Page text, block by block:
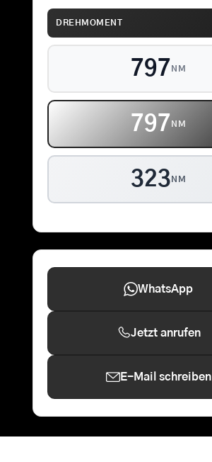
DREHMOMENT
837 NM
837 NM
323 NM
WhatsApp
Jetzt anrufen
E-Mail schreiben